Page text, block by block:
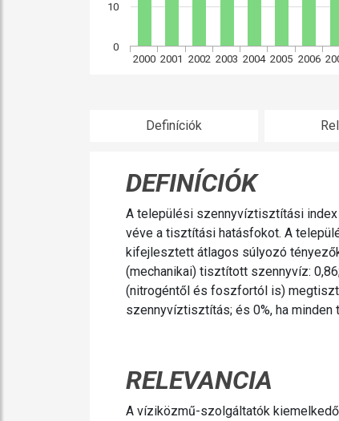
2000 2001 2002 2003 2004 2005 2006
0
10
Definíciók
DEFINÍCIÓK
A települési szennyvíztisztítási
véve a tisztítási hatásfokot. A
kifejlesztett átlagos súlyozó
(mechanikai) tisztított szennyvíz:
(nitrogéntől és foszfortól is)
szennyvíztisztítás; és 0%, ha
RELEVANCIA
A víziközmű-szolgáltatók